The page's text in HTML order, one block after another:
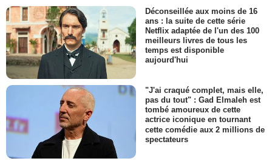
Déconseillée aux moins de 16
ans : la suite de cette série
Netflix adaptée de l'un des 100
meilleurs livres de tous les
temps est disponible
aujourd'hui
"J'ai craqué complet, mais elle,
pas du tout" : Gad Elmaleh est
tombé amoureux de cette
actrice iconique en tournant
cette comédie aux 2 millions de
spectateurs